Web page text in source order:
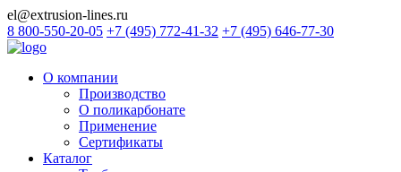
el@extrusion-lines.ru
8 800-550-20-05 +7 (495) 772-41-32 +7 (495) 646-77-30
О компании
Производство
О поликарбонате
Применение
Сертификаты
Каталог